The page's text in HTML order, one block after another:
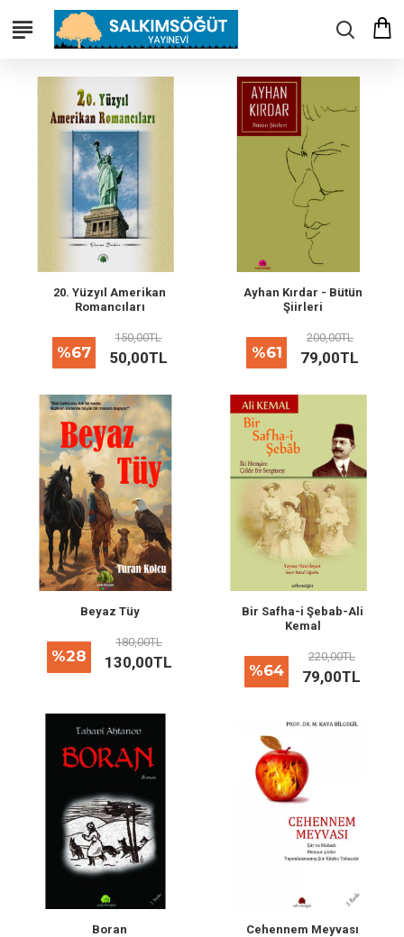
20. Yüzyıl Amerikan
Romancıları
%67
150,00TL
50,00TL
Ayhan Kırdar - Bütün
Şiirleri
%61
200,00TL
79,00TL
Beyaz Tüy
%28
180,00TL
130,00TL
Bir Safha-i Şebab-Ali
Kemal
%64
220,00TL
79,00TL
Boran Cehennem Meyvası